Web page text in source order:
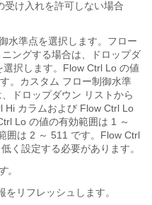
受け入れを許可しない場合
水準点を選択します。フロー
ングする場合は、ドロップダ
選択します。Flow Ctrl Lo の値
。カスタム フロー制御水準
ドロップダウン リストから
Hi カラムおよび Flow Ctrl Lo
Lo の値の有効範囲は 1 ～
囲は 2 ～ 511 です。Flow Ctrl
く設定する必要があります。
。
リフレッシュします。